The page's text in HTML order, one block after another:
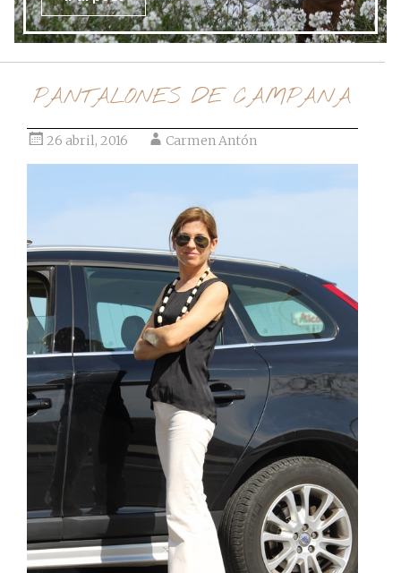
PANTALONES DE CAMPANA
26 abril, 2016 Carmen Antón